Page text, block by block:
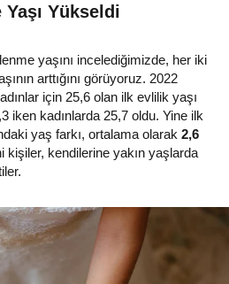
Yükseldi
yaşını incelediğimizde, her iki
arttığını görüyoruz. 2022
için 25,6 olan ilk evlilik yaşı
iken kadınlarda 25,7 oldu. Yine ilk
yaş farkı, ortalama olarak 2,6
kişiler, kendilerine yakın yaşlarda